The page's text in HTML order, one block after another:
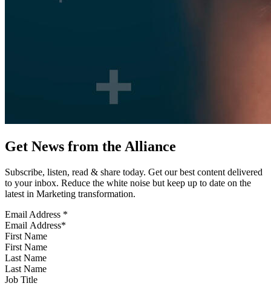
Get News from the Alliance
Subscribe, listen, read & share today. Get our best content delivered
to your inbox. Reduce the white noise but keep up to date on the
latest in Marketing transformation.
Email Address *
First Name
Last Name
Job Title